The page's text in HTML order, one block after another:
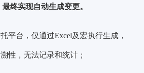
终实现自动生成变更。
平台，仅通过Excel及宏执行生成，
性，无法记录和统计；